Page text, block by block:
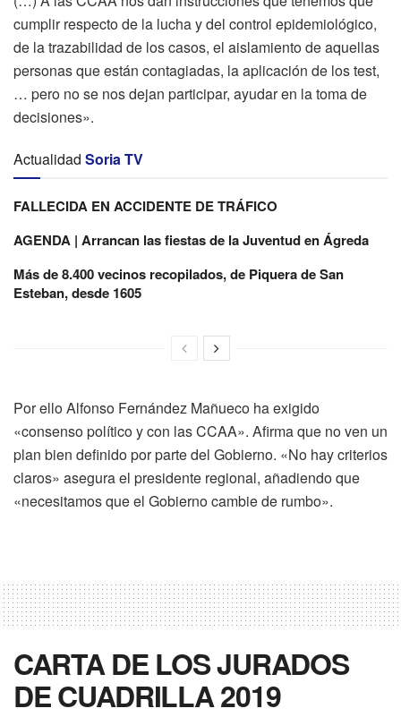
cumplir respecto de la lucha y del control epidemiológico,
de la trazabilidad de los casos, el aislamiento de aquellas
personas que están contagiadas, la aplicación de los test,
… pero no se nos dejan participar, ayudar en la toma de
decisiones».
Actualidad Soria TV
FALLECIDA EN ACCIDENTE DE TRÁFICO
AGENDA | Arrancan las fiestas de la Juventud en Ágreda
Más de 8.400 vecinos recopilados, de Piquera de San
Esteban, desde 1605
Por ello Alfonso Fernández Mañueco ha exigido
«consenso político y con las CCAA». Afirma que no ven un
plan bien definido por parte del Gobierno. «No hay criterios
claros» asegura el presidente regional, añadiendo que
«necesitamos que el Gobierno cambie de rumbo».
CARTA DE LOS JURADOS
DE CUADRILLA 2019